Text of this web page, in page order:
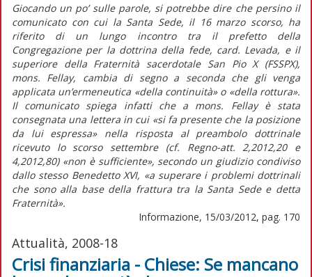
Giocando un po’ sulle parole, si potrebbe dire che persino il
comunicato con cui la Santa Sede, il 16 marzo scorso, ha
riferito di un lungo incontro tra il prefetto della
Congregazione per la dottrina della fede, card. Levada, e il
superiore della Fraternità sacerdotale San Pio X (FSSPX),
mons. Fellay, cambia di segno a seconda che gli venga
applicata un’ermeneutica «della continuità» o «della rottura».
Il comunicato spiega infatti che a mons. Fellay è stata
consegnata una lettera in cui «si fa presente che la posizione
da lui espressa» nella risposta al preambolo dottrinale
ricevuto lo scorso settembre (cf. Regno-att. 2,2012,20 e
4,2012,80) «non è sufficiente», secondo un giudizio condiviso
dallo stesso Benedetto XVI, «a superare i problemi dottrinali
che sono alla base della frattura tra la Santa Sede e detta
Fraternità».
Informazione, 15/03/2012, pag. 170
Attualità, 2008-18
Crisi finanziaria - Chiese: Se mancano